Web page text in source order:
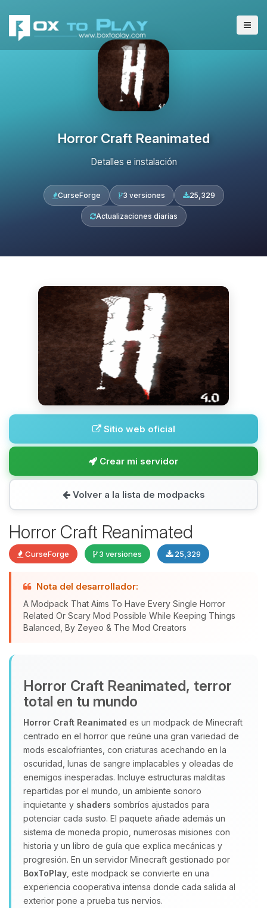
Horror Craft Reanimated
Detalles e instalación
CurseForge 3 versiones 25,329
Actualizaciones diarias
Sitio web oficial
Crear mi servidor
Volver a la lista de modpacks
Horror Craft Reanimated
CurseForge 3 versiones 25,329
Nota del desarrollador:
A Modpack That Aims To Have Every Single Horror
Related Or Scary Mod Possible While Keeping Things
Balanced, By Zeyeo & The Mod Creators
Horror Craft Reanimated, terror
total en tu mundo
Horror Craft Reanimated es un modpack de Minecraft
centrado en el horror que reúne una gran variedad de
mods escalofriantes, con criaturas acechando en la
oscuridad, lunas de sangre implacables y oleadas de
enemigos inesperadas. Incluye estructuras malditas
repartidas por el mundo, un ambiente sonoro
inquietante y shaders sombríos ajustados para
potenciar cada susto. El paquete añade además un
sistema de moneda propio, numerosas misiones con
historia y un libro de guía que explica mecánicas y
progresión. En un servidor Minecraft gestionado por
BoxToPlay , este modpack se convierte en una
experiencia cooperativa intensa donde cada salida al
exterior pone a prueba tus nervios.
Yupi, por fin alguien con quien
hablar! Soy Choupy, tu pequeno
asistente de BoxToPlay. Cuentame